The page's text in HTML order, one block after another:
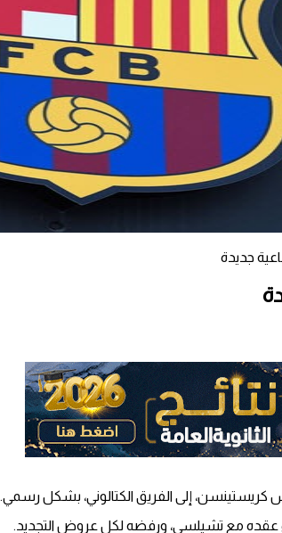
جديدة
كريستينسن، إلى الفريق الكتالوني، بشكل رسمي.
عقده مع تشيلسي، ورفضه لكل عروض التجديد.